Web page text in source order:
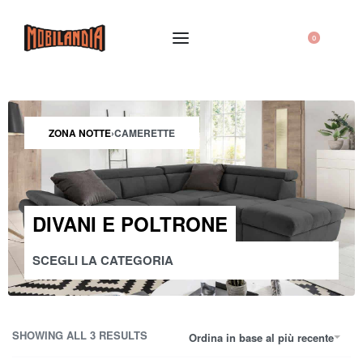
0
ZONA NOTTE›CAMERETTE
DIVANI E POLTRONE
SCEGLI LA CATEGORIA
CUCINE
TAVOLI
SHOWING ALL 3 RESULTS Ordina in base al più recente